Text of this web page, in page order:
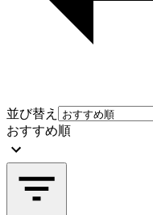
並び替え
おすすめ順